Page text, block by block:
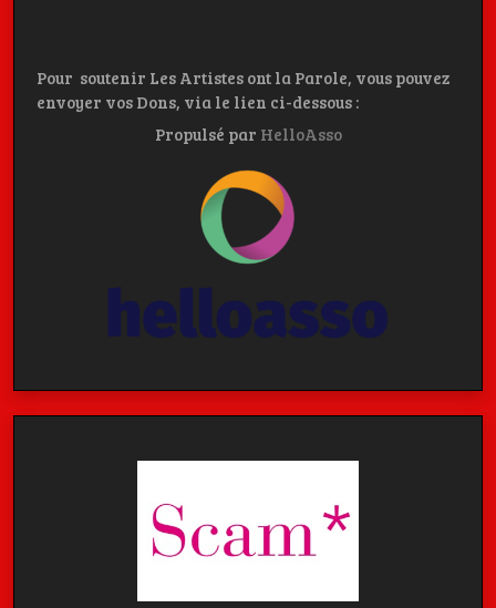
Pour soutenir Les Artistes ont la Parole, vous pouvez
envoyer vos Dons, via le lien ci-dessous :
Propulsé par HelloAsso